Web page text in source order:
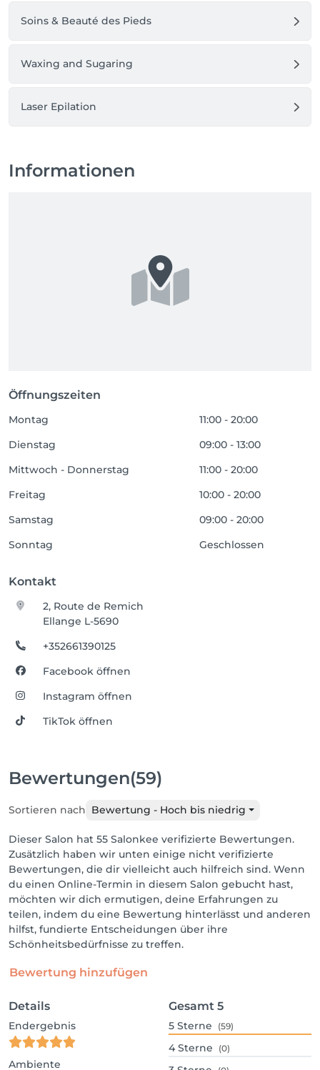
Soins & Beauté des Pieds
Waxing and Sugaring
Laser Epilation
Informationen
Öffnungszeiten
Montag
11:00 - 20:00
Dienstag
09:00 - 13:00
Mittwoch - Donnerstag
11:00 - 20:00
Freitag
10:00 - 20:00
Samstag
09:00 - 20:00
Sonntag
Geschlossen
Kontakt
2, Route de Remich
Ellange L-5690
+352661390125
Facebook öffnen
Instagram öffnen
TikTok öffnen
Bewertungen(59)
Sortieren nach Bewertung - Hoch bis niedrig
Dieser Salon hat 55 Salonkee verifizierte Bewertungen.
Zusätzlich haben wir unten einige nicht verifizierte
Bewertungen, die dir vielleicht auch hilfreich sind. Wenn
du einen Online-Termin in diesem Salon gebucht hast,
möchten wir dich ermutigen, deine Erfahrungen zu
teilen, indem du eine Bewertung hinterlässt und anderen
hilfst, fundierte Entscheidungen über ihre
Schönheitsbedürfnisse zu treffen.
Bewertung hinzufügen
Details
Endergebnis
Ambiente
Gesamt 5
5 Sterne (59)
4 Sterne (0)